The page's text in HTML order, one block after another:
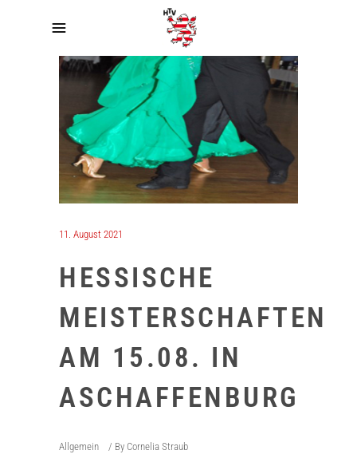
11. August 2021
HESSISCHE
MEISTERSCHAFTEN
AM 15.08. IN
ASCHAFFENBURG
Allgemein By Cornelia Straub